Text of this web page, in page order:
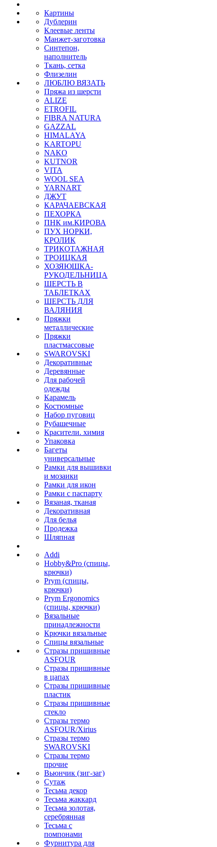
Картины
Дублерин
Клеевые ленты
Манжет-заготовка
Синтепон,
наполнитель
Ткань, сетка
Флизелин
ЛЮБЛЮ ВЯЗАТЬ
Пряжа из шерсти
ALIZE
ETROFIL
FIBRA NATURA
GAZZAL
HIMALAYA
KARTOPU
NAKO
KUTNOR
VITA
WOOL SEA
YARNART
ДЖУТ
КАРАЧАЕВСКАЯ
ПЕХОРКА
ПНК им.КИРОВА
ПУХ НОРКИ,
КРОЛИК
ТРИКОТАЖНАЯ
ТРОИЦКАЯ
ХОЗЯЮШКА-
РУКОДЕЛЬНИЦА
ШЕРСТЬ В
ТАБЛЕТКАХ
ШЕРСТЬ ДЛЯ
ВАЛЯНИЯ
Пряжки
металлические
Пряжки
пластмассовые
SWAROVSKI
Декоративные
Деревянные
Для рабочей
одежды
Карамель
Костюмные
Набор пуговиц
Рубашечные
Красители. химия
Упаковка
Багеты
универсальные
Рамки для вышивки
и мозаики
Рамки для икон
Рамки с паспарту
Вязаная, тканая
Декоративная
Для белья
Продежка
Шляпная
Addi
Hobby&Pro (спицы,
крючки)
Prym (спицы,
крючки)
Prym Ergonomics
(спицы, крючки)
Вязальные
принадлежности
Крючки вязальные
Спицы вязальные
Стразы пришивные
ASFOUR
Стразы пришивные
в цапах
Стразы пришивные
пластик
Стразы пришивные
стекло
Стразы термо
ASFOUR/Xirius
Стразы термо
SWAROVSKI
Стразы термо
прочие
Вьюнчик (зиг-заг)
Сутаж
Тесьма декор
Тесьма жаккард
Тесьма золотая,
серебрянная
Тесьма с
помпонами
Фурнитура для